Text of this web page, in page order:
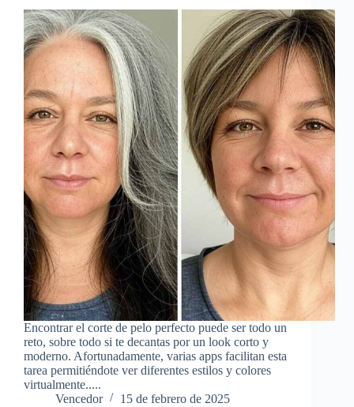
Encontrar el corte de pelo perfecto puede ser todo un
reto, sobre todo si te decantas por un look corto y
moderno. Afortunadamente, varias apps facilitan esta
tarea permitiéndote ver diferentes estilos y colores
virtualmente.....
Vencedor
15 de febrero de 2025